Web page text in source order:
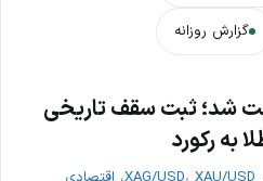
گزارش روزانه
شد؛ ثبت سقف تاریخی
به رکورد